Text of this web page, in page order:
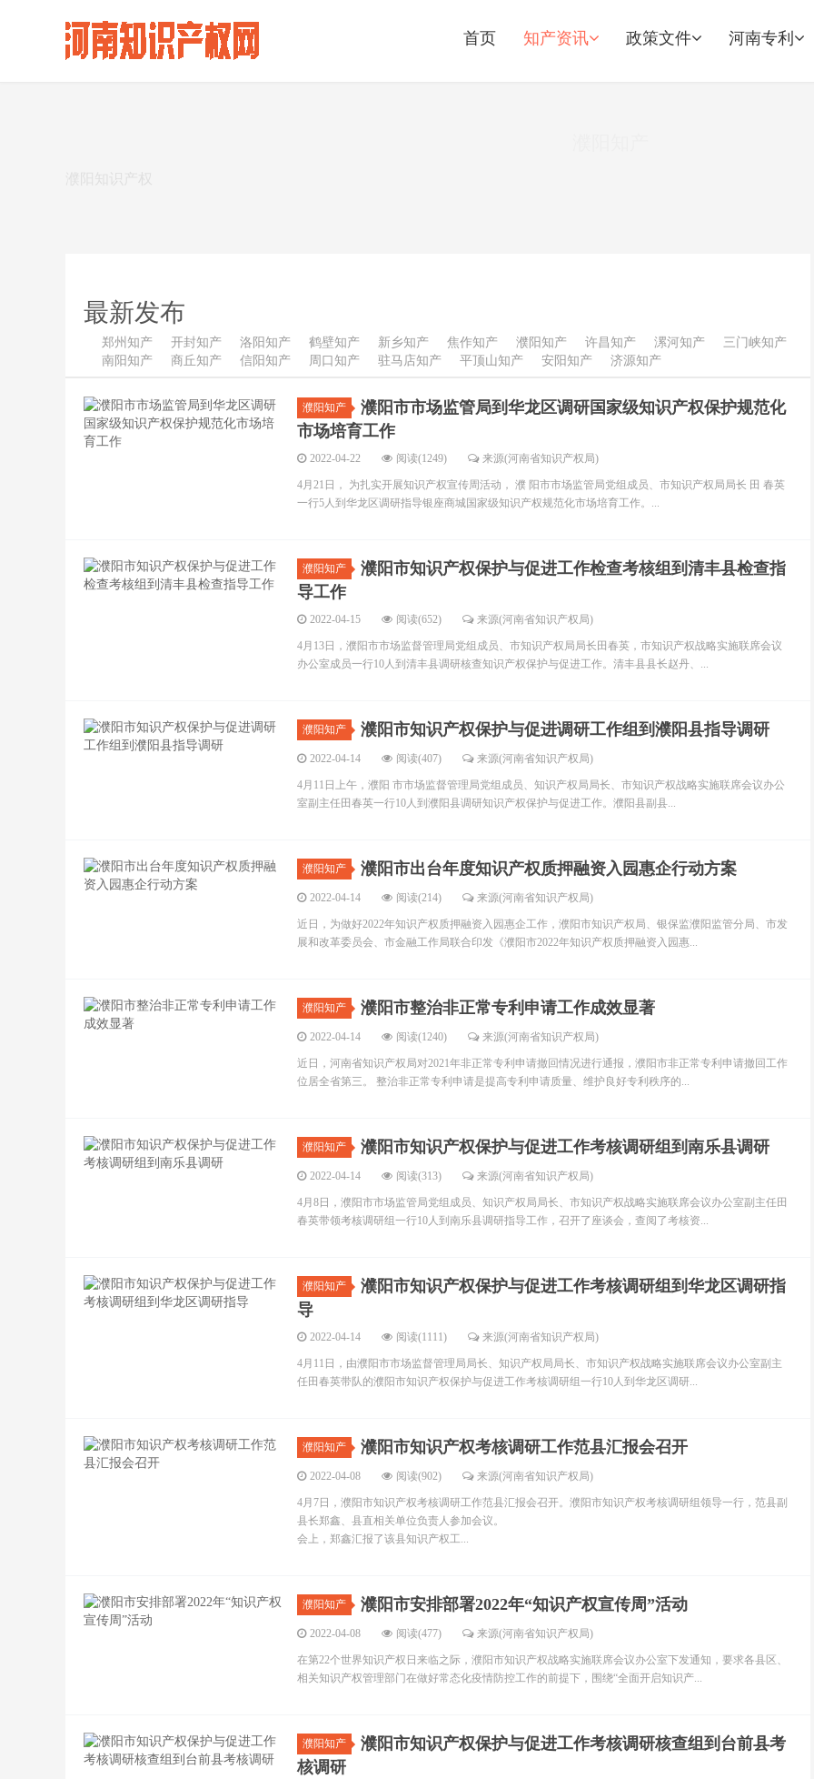
首页 知产资讯 政策文件 河南专利
最新发布
郑州知产 开封知产 洛阳知产 鹤壁知产 新乡知产 焦作知产 濮阳知产 许昌知产 漯河知产
三门峡知产
南阳知产
商丘知产 信阳知产 周口知产 驻马店知产 平顶山知产 安阳知产 济源知产
濮阳知产
濮阳市市场监管局到华龙区调研国家级知识产权保护规范化
市场培育工作
2022-04-22 阅读(1249) 来源(河南省知识产权局)
4月21日， 为扎实开展知识产权宣传周活动， 濮 阳市市场监管局党组成员、市知识产权局局长 田 春英
一行5人到华龙区调研指导银座商城国家级知识产权规范化市场培育工作。...
濮阳知产
濮阳市知识产权保护与促进工作检查考核组到清丰县检查指
导工作
2022-04-15 阅读(652) 来源(河南省知识产权局)
4月13日，濮阳市市场监督管理局党组成员、市知识产权局局长田春英，市知识产权战略实施联席会议
办公室成员一行10人到清丰县调研核查知识产权保护与促进工作。清丰县县长赵丹、...
濮阳知产 濮阳市知识产权保护与促进调研工作组到濮阳县指导调研
2022-04-14 阅读(407) 来源(河南省知识产权局)
4月11日上午，濮阳 市市场监督管理局党组成员、知识产权局局长、市知识产权战略实施联席会议办公
室副主任田春英一行10人到濮阳县调研知识产权保护与促进工作。濮阳县副县...
濮阳知产 濮阳市出台年度知识产权质押融资入园惠企行动方案
2022-04-14 阅读(214) 来源(河南省知识产权局)
近日，为做好2022年知识产权质押融资入园惠企工作，濮阳市知识产权局、银保监濮阳监管分局、市发
展和改革委员会、市金融工作局联合印发《濮阳市2022年知识产权质押融资入园惠...
濮阳知产 濮阳市整治非正常专利申请工作成效显著
2022-04-14 阅读(1240) 来源(河南省知识产权局)
近日，河南省知识产权局对2021年非正常专利申请撤回情况进行通报，濮阳市非正常专利申请撤回工作
位居全省第三。 整治非正常专利申请是提高专利申请质量、维护良好专利秩序的...
濮阳知产 濮阳市知识产权保护与促进工作考核调研组到南乐县调研
2022-04-14 阅读(313) 来源(河南省知识产权局)
4月8日，濮阳市市场监管局党组成员、知识产权局局长、市知识产权战略实施联席会议办公室副主任田
春英带领考核调研组一行10人到南乐县调研指导工作，召开了座谈会，查阅了考核资...
濮阳知产
濮阳市知识产权保护与促进工作考核调研组到华龙区调研指
导
2022-04-14 阅读(1111) 来源(河南省知识产权局)
4月11日，由濮阳市市场监督管理局局长、知识产权局局长、市知识产权战略实施联席会议办公室副主
任田春英带队的濮阳市知识产权保护与促进工作考核调研组一行10人到华龙区调研...
濮阳知产 濮阳市知识产权考核调研工作范县汇报会召开
2022-04-08 阅读(902) 来源(河南省知识产权局)
4月7日，濮阳市知识产权考核调研工作范县汇报会召开。濮阳市知识产权考核调研组领导一行，范县副
县长郑鑫、县直相关单位负责人参加会议。
会上，郑鑫汇报了该县知识产权工...
濮阳知产 濮阳市安排部署2022年“知识产权宣传周”活动
2022-04-08 阅读(477) 来源(河南省知识产权局)
在第22个世界知识产权日来临之际，濮阳市知识产权战略实施联席会议办公室下发通知，要求各县区、
相关知识产权管理部门在做好常态化疫情防控工作的前提下，围绕“全面开启知识产...
濮阳知产
濮阳市知识产权保护与促进工作考核调研核查组到台前县考
核调研